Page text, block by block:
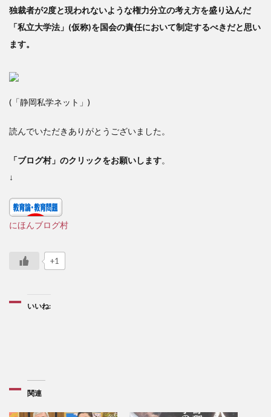
独裁者が2度と現われないような権力分立の考え方を盛り込んだ
「私立大学法」(仮称)を国会の責任において制定するべきだと思い
ます。
(「静岡私学ネット」)
読んでいただきありがとうございました。
「ブログ村」のクリックをお願いします。
↓
にほんブログ村
+1
いいね:
関連